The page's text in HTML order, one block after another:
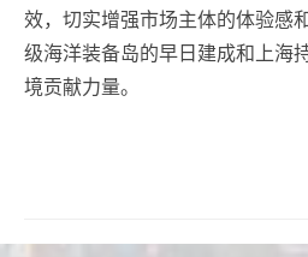
效，切实增强市场主体的体验感
级海洋装备岛的早日建成和上海
境贡献力量。